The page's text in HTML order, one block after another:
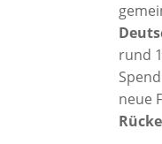
rund
neue